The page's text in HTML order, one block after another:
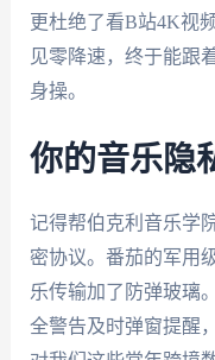
更杜绝了看B站4K视
见零降速，终于能跟
身操。
你的音乐隐
记得帮伯克利音乐学
密协议。番茄的军用
乐传输加了防弹玻璃
全警告及时弹窗提醒